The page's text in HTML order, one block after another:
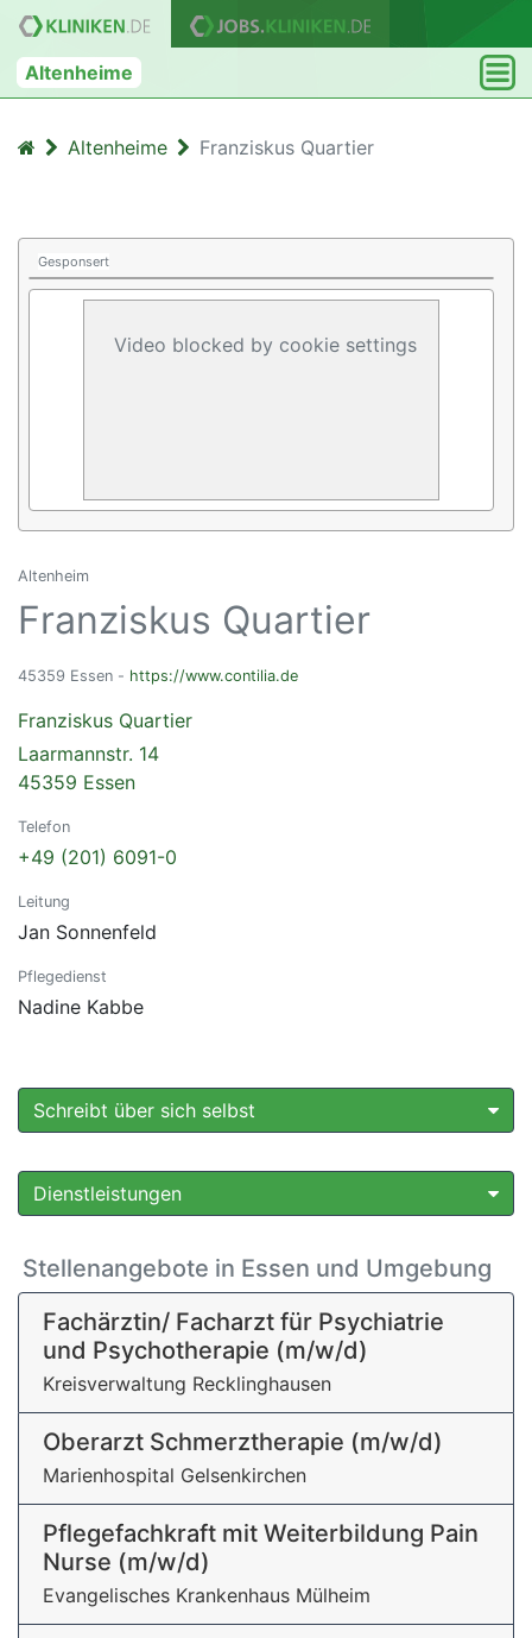
Altenheime
Altenheime Franziskus Quartier
Gesponsert
Video blocked by cookie settings
Altenheim
Franziskus Quartier
45359 Essen - https://www.contilia.de
Franziskus Quartier
Laarmannstr. 14
45359 Essen
Telefon
+49 (201) 6091-0
Leitung
Jan Sonnenfeld
Pflegedienst
Nadine Kabbe
Schreibt über sich selbst
Dienstleistungen
Stellenangebote in Essen und Umgebung
Fachärztin/ Facharzt für Psychiatrie
und Psychotherapie (m/w/d)
Kreisverwaltung Recklinghausen
Oberarzt Schmerztherapie (m/w/d)
Marienhospital Gelsenkirchen
Pflegefachkraft mit Weiterbildung Pain
Nurse (m/w/d)
Evangelisches Krankenhaus Mülheim